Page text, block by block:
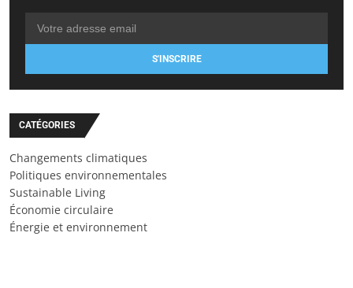
S'INSCRIRE
CATÉGORIES
Changements climatiques
Politiques environnementales
Sustainable Living
Économie circulaire
Énergie et environnement